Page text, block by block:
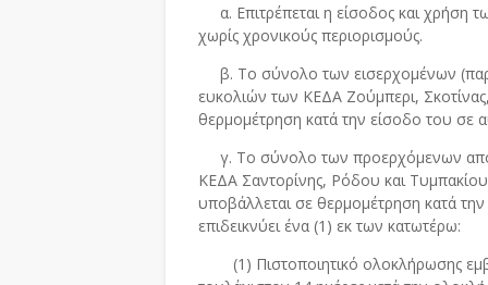
α. Επιτρέπεται η είσοδος και χρήση
χωρίς χρονικούς περιορισμούς.
β. Το σύνολο των εισερχομένων
ευκολιών των ΚΕΔΑ Ζούμπερι,
θερμομέτρηση κατά την είσοδο του σε
γ. Το σύνολο των προερχόμενων από
ΚΕΔΑ Σαντορίνης, Ρόδου και
υποβάλλεται σε θερμομέτρηση κατά
επιδεικνύει ένα (1) εκ των κατωτέρω:
(1) Πιστοποιητικό ολοκλήρωσης